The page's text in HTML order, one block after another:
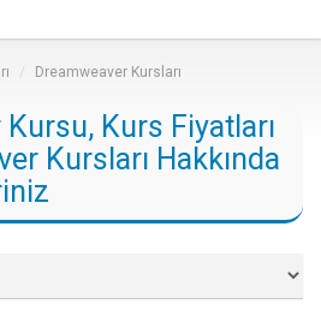
Dreamweaver Kursları
Kurs Fiyatları
Kursları Hakkında